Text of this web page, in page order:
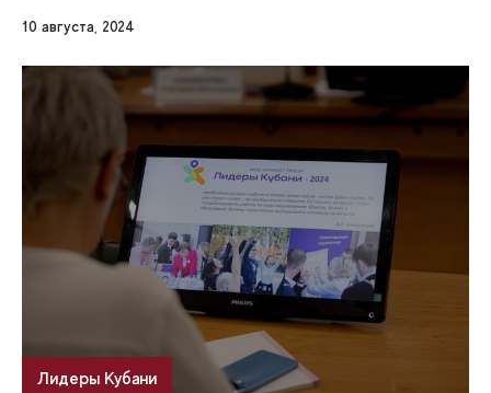
10 августа, 2024
Лидеры Кубани